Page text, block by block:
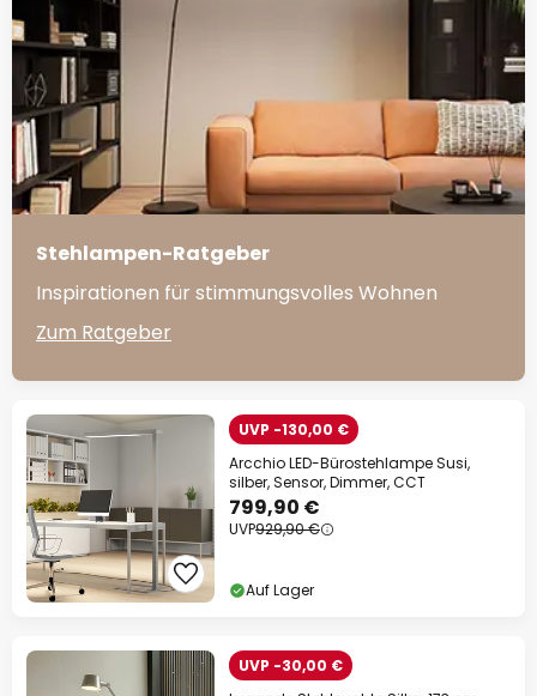
Stehlampen-Ratgeber
Inspirationen für stimmungsvolles Wohnen
Zum Ratgeber
UVP -130,00 €
Arcchio LED-Bürostehlampe Susi,
silber, Sensor, Dimmer, CCT
799,90 €
UVP929,90 €
Auf Lager
UVP -30,00 €